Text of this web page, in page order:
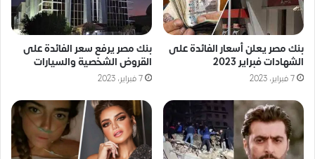
بنك مصر يعلن أسعار الفائدة على
الشهادات فبراير 2023
7 فبراير، 2023
بنك مصر يرفع سعر الفائدة على
القروض الشخصية والسيارات
7 فبراير، 2023